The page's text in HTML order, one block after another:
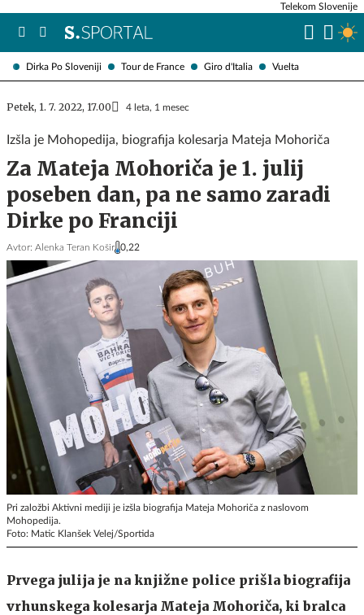
Dirka Po Sloveniji Tour de France Giro d'Italia Vuelta
Telekom Slovenije
Petek, 1. 7. 2022, 17.00 4 leta, 1 mesec
Izšla je Mohopedija, biografija kolesarja Mateja Mohoriča
Za Mateja Mohoriča je 1. julij
poseben dan, pa ne samo zaradi
Dirke po Franciji
Avtor: Alenka Teran Košir 0,22
Pri založbi Aktivni mediji je izšla biografija Mateja Mohoriča z naslovom
Mohopedija.
Foto: Matic Klanšek Velej/Sportida
Prvega julija je na knjižne police prišla biografija
vrhunskega kolesarja Mateja Mohoriča, ki bralca